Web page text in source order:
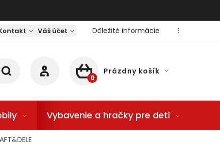
Váš účet Dôležité informácie Servis
NÁKUPNÝ KOŠÍK
Prázdny košík
Vybavenie a hračky pre deti